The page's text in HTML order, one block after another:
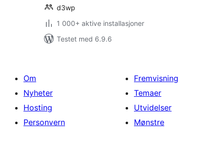
d3wp
1 000+ aktive installasjoner
Testet med 6.9.6
Om
Nyheter
Hosting
Personvern
Fremvisning
Temaer
Utvidelser
Mønstre